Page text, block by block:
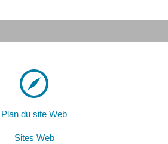
Plan du site Web
Sites Web